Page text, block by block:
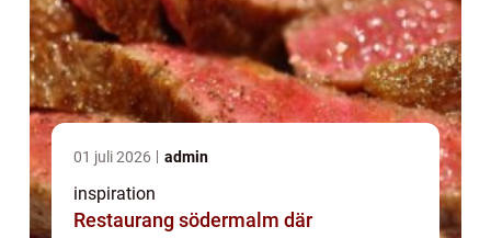
01 juli 2026 admin
inspiration
Restaurang södermalm där